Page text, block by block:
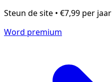
Steun de site • €7,99 per jaar
Word premium